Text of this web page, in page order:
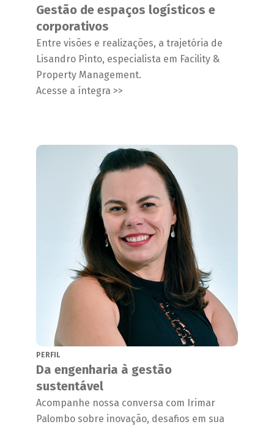
Gestão de espaços logísticos e
corporativos
Entre visões e realizações, a trajetória de
Lisandro Pinto, especialista em Facility &
Property Management.
Acesse a íntegra >>
PERFIL
Da engenharia à gestão
sustentável
Acompanhe nossa conversa com Irimar
Palombo sobre inovação, desafios em sua